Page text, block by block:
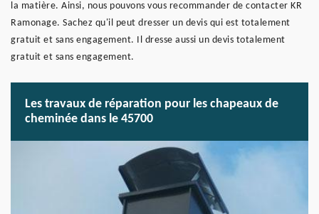
la matière. Ainsi, nous pouvons vous recommander de contacter KR
Ramonage. Sachez qu'il peut dresser un devis qui est totalement
gratuit et sans engagement. Il dresse aussi un devis totalement
gratuit et sans engagement.
Les travaux de réparation pour les chapeaux de
cheminée dans le 45700